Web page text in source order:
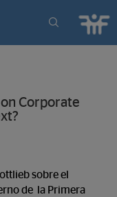
Corporate
sobre el
de la Primera